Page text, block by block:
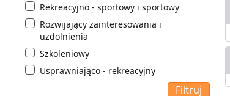
Rekreacyjno - sportowy i sportowy
Rozwijający zainteresowania i
uzdolnienia
Szkoleniowy
Usprawniająco - rekreacyjny